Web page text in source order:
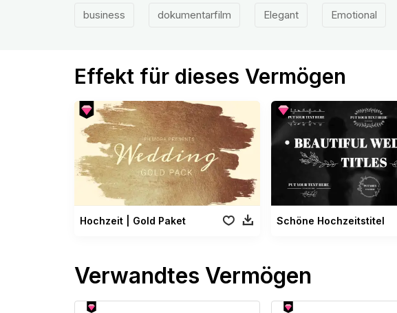
business dokumentarfilm Elegant Emotional
Effekt für dieses Vermögen
Hochzeit | Gold Paket Schöne Hochzeitstitel
Verwandtes Vermögen